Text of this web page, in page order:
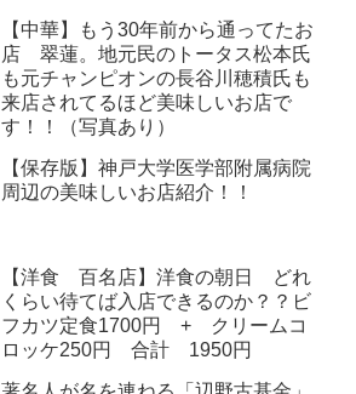
【中華】もう30年前から通ってたお
店 翠蓮。地元民のトータス松本氏
も元チャンピオンの長谷川穂積氏も
来店されてるほど美味しいお店で
す！！（写真あり）
【保存版】神戸大学医学部附属病院
周辺の美味しいお店紹介！！
【洋食 百名店】洋食の朝日 どれ
くらい待てば入店できるのか？？ビ
フカツ定食1700円 + クリームコ
ロッケ250円 合計 1950円